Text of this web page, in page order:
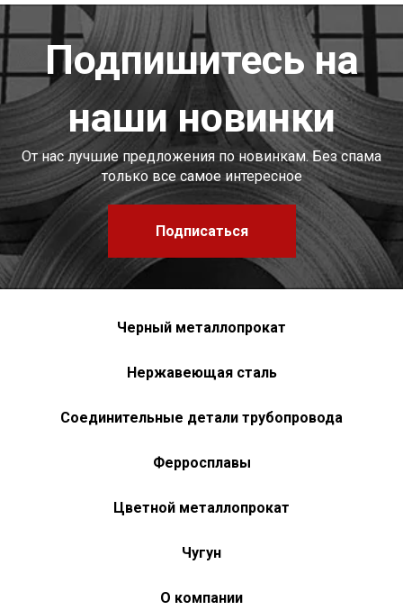
Подпишитесь на
наши новинки
От нас лучшие предложения по новинкам. Без спама
только все самое интересное
Подписаться
Черный металлопрокат
Нержавеющая сталь
Соединительные детали трубопровода
Ферросплавы
Цветной металлопрокат
Чугун
О компании